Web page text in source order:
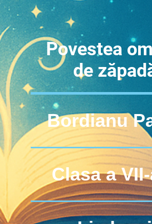
Povestea
de
Bordianu
Clasa a